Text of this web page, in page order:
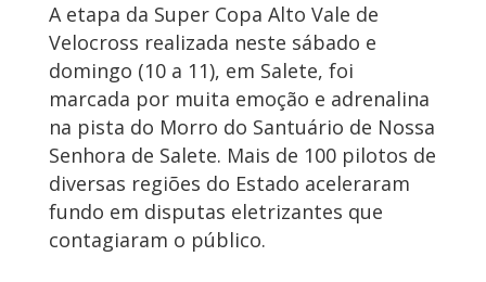
A etapa da Super Copa Alto Vale de
Velocross realizada neste sábado e
domingo (10 a 11), em Salete, foi
marcada por muita emoção e adrenalina
na pista do Morro do Santuário de Nossa
Senhora de Salete. Mais de 100 pilotos de
diversas regiões do Estado aceleraram
fundo em disputas eletrizantes que
contagiaram o público.